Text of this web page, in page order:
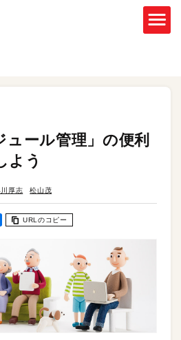
ュール管理」の便利
よう
川厚志 松山茂
URLのコピー